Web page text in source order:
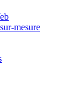
mesure